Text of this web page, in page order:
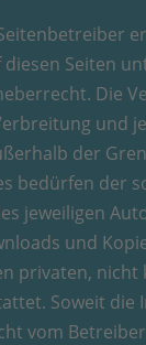
diesen Seiten
Die
und
der
bedürfen der
jeweiligen
und
privaten, nicht
Soweit die
vom